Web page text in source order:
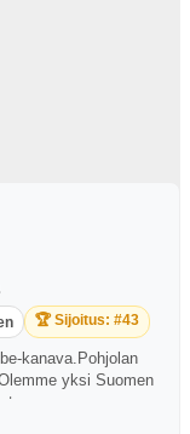
🏆 Sijoitus: #43
kanava.Pohjolan
yksi Suomen
maan
sähkö on lähes